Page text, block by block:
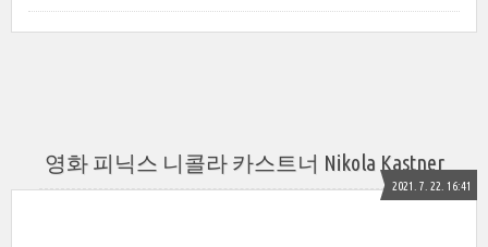
영화 피닉스 니콜라 카스트너 Nikola Kastner
2021. 7. 22. 16:41